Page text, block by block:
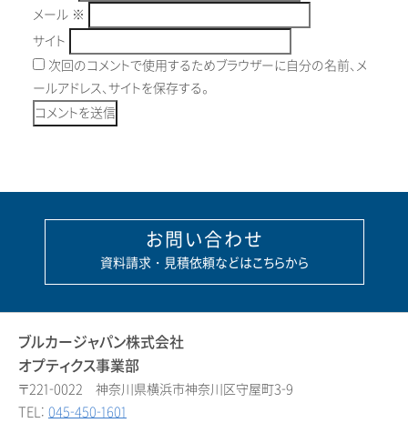
メール ※
サイト
次回のコメントで使用するためブラウザーに自分の名前、メ
ールアドレス、サイトを保存する。
お問い合わせ
資料請求・見積依頼などはこちらから
ブルカージャパン株式会社
オプティクス事業部
〒221-0022 神奈川県横浜市神奈川区守屋町3-9
TEL: 045-450-1601